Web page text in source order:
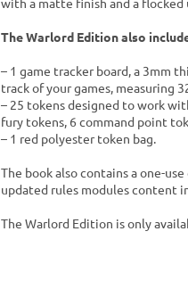
The Warlord Edition also
– 1 game tracker board, a 3mm
track of your games, measuring
– 25 tokens designed to work
fury tokens, 6 command point
– 1 red polyester token bag.
The book also contains a one-
updated rules modules content
The Warlord Edition is only